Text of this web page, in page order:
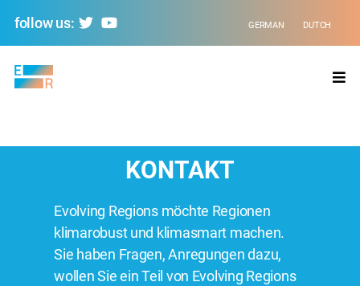
follow us: GERMAN DUTCH
KONTAKT
Evolving Regions möchte Regionen
klimarobust und klimasmart machen.
Sie haben Fragen, Anregungen dazu,
wollen Sie ein Teil von Evolving Regions